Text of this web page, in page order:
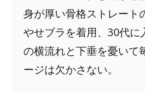
身が厚い骨格ストレート
やせブラを着用、30代に
の横流れと下垂を憂いて
ージは欠かさない。